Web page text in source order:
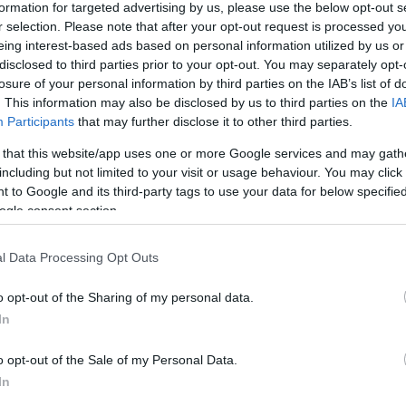
for targeted advertising by us, please use the below opt-out
selection. Please note that after your opt-out request is processed
interest-based ads based on personal information utilized by us
to third parties prior to your opt-out. You may separately
of your personal information by third parties on the IAB’s list of
This information may also be disclosed by us to third parties on the
Participants that may further disclose it to other third parties.
that this website/app uses one or more Google services and may
but not limited to your visit or usage behaviour. You may
to Google and its third-party tags to use your data for below
consent section.
Data Processing Opt Outs
opt-out of the Sharing of my personal data.
opt-out of the Sale of my Personal Data.
keleti és déli szomszédságában mindez sok
világban az is látszik, hogy a gazdasági,
előre, a gazdasági verseny pedig egyre inkább
és a demokrácia standardjait”
és a növekedésben már nem vagyunk
hogy Kína „szuperhatalommá” és a világ
más társadalmi modellt” követ, mint
és Izrael olyan iramban fejlődik, amely
Kurz figyelmeztetett:
„ha elveszítjük versenyképességünket,